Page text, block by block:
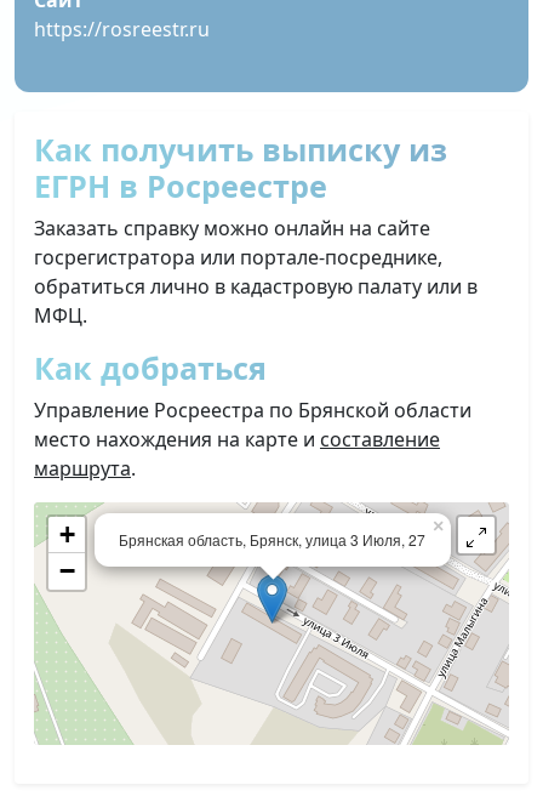
https://rosreestr.ru
Как получить выписку из
ЕГРН в Росреестре
Заказать справку можно онлайн на сайте
госрегистратора или портале-посреднике,
обратиться лично в кадастровую палату или в
МФЦ.
Как добраться
Управление Росреестра по Брянской области
место нахождения на карте и составление
маршрута.
Брянская область, Брянск, улица 3 Июля, 27
×
+
−